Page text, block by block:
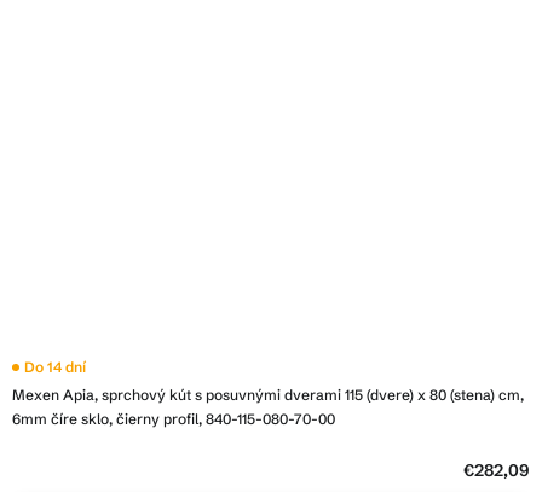
Mexen Apia, sprchový kút s posuvnými dverami 115 (dvere) x 80 (stena) cm,
6mm číre sklo, čierny profil, 840-115-080-70-00
Do 14 dní
€282,09